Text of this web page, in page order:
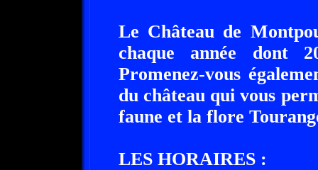
Le Château de
chaque année dont
Promenez-vous
du château qui vous
faune et la flore
LES HORAIRES :